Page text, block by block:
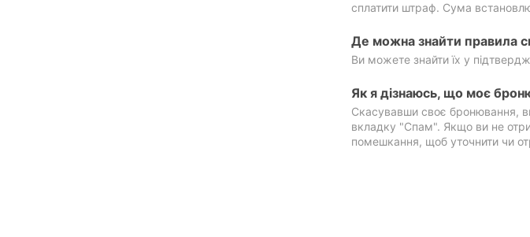
сплатити штраф. Сума
Де можна знайти правила
Ви можете знайти їх у
Як я дізнаюсь, що моє
Скасувавши своє бронювання,
вкладку "Спам". Якщо ви не
помешкання, щоб уточнити чи